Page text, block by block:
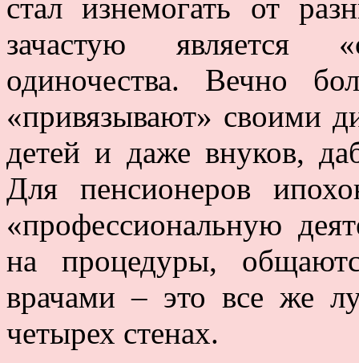
стал изнемогать от
зачастую является
одиночества. Вечно
«привязывают» своими
детей и даже внуков,
Для пенсионеров
«профессиональную
на процедуры,
врачами – это все же
четырех стенах.